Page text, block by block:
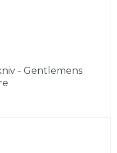
- Gentlemens